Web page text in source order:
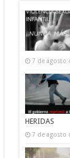
7 de agosto
HERIDAS
7 de agosto